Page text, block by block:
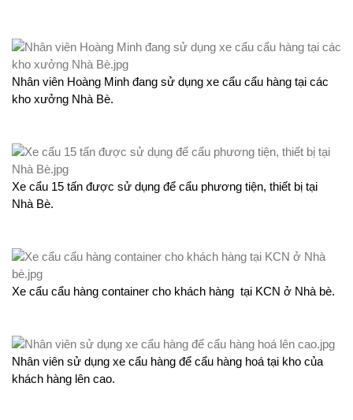
Nhân viên Hoàng Minh đang sử dụng xe cẩu cẩu hàng tại các
kho xưởng Nhà Bè.
Xe cẩu 15 tấn được sử dụng để cẩu phương tiện, thiết bị tại
Nhà Bè.
Xe cẩu cẩu hàng container cho khách hàng tại KCN ở Nhà bè.
Nhân viên sử dụng xe cẩu hàng để cẩu hàng hoá tại kho của
khách hàng lên cao.